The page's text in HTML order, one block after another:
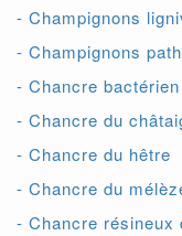
- Champignons
- Champignons
- Chancre
- Chancre du
- Chancre du hêtre
- Chancre du
- Chancre résineux